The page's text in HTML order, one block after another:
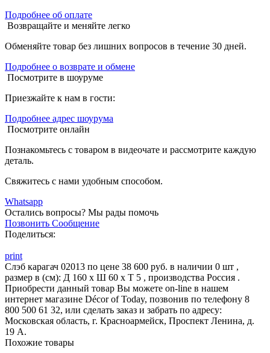
Подробнее об оплате
Возвращайте и меняйте легко
Обменяйте товар без лишних вопросов в течение 30 дней.
Подробнее о возврате и обмене
Посмотрите в шоуруме
Приезжайте к нам в гости:
Подробнее адрес шоурума
Посмотрите онлайн
Познакомьтесь с товаром в видеочате и рассмотрите каждую
деталь.
Свяжитесь с нами удобным способом.
Whatsapp
Остались вопросы? Мы рады помочь
Позвонить Сообщение
Поделиться:
print
Слэб карагач 02013 по цене 38 600 руб. в наличии 0 шт ,
размер в (см): Д 160 x Ш 60 x Т 5 , производства Россия .
Приобрести данный товар Вы можете on-line в нашем
интернет магазине Décor of Today, позвонив по телефону 8
800 500 61 32, или сделать заказ и забрать по адресу:
Московская область, г. Красноармейск, Проспект Ленина, д.
19 А.
Похожие товары